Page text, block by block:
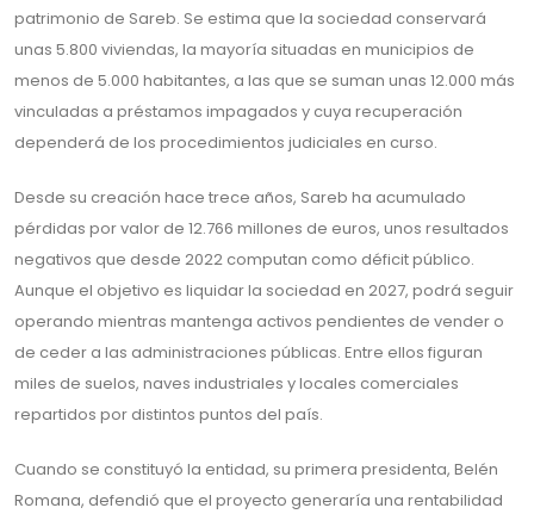
patrimonio de Sareb. Se estima que la sociedad conservará
unas 5.800 viviendas, la mayoría situadas en municipios de
menos de 5.000 habitantes, a las que se suman unas 12.000 más
vinculadas a préstamos impagados y cuya recuperación
dependerá de los procedimientos judiciales en curso.
Desde su creación hace trece años, Sareb ha acumulado
pérdidas por valor de 12.766 millones de euros, unos resultados
negativos que desde 2022 computan como déficit público.
Aunque el objetivo es liquidar la sociedad en 2027, podrá seguir
operando mientras mantenga activos pendientes de vender o
de ceder a las administraciones públicas. Entre ellos figuran
miles de suelos, naves industriales y locales comerciales
repartidos por distintos puntos del país.
Cuando se constituyó la entidad, su primera presidenta, Belén
Romana, defendió que el proyecto generaría una rentabilidad